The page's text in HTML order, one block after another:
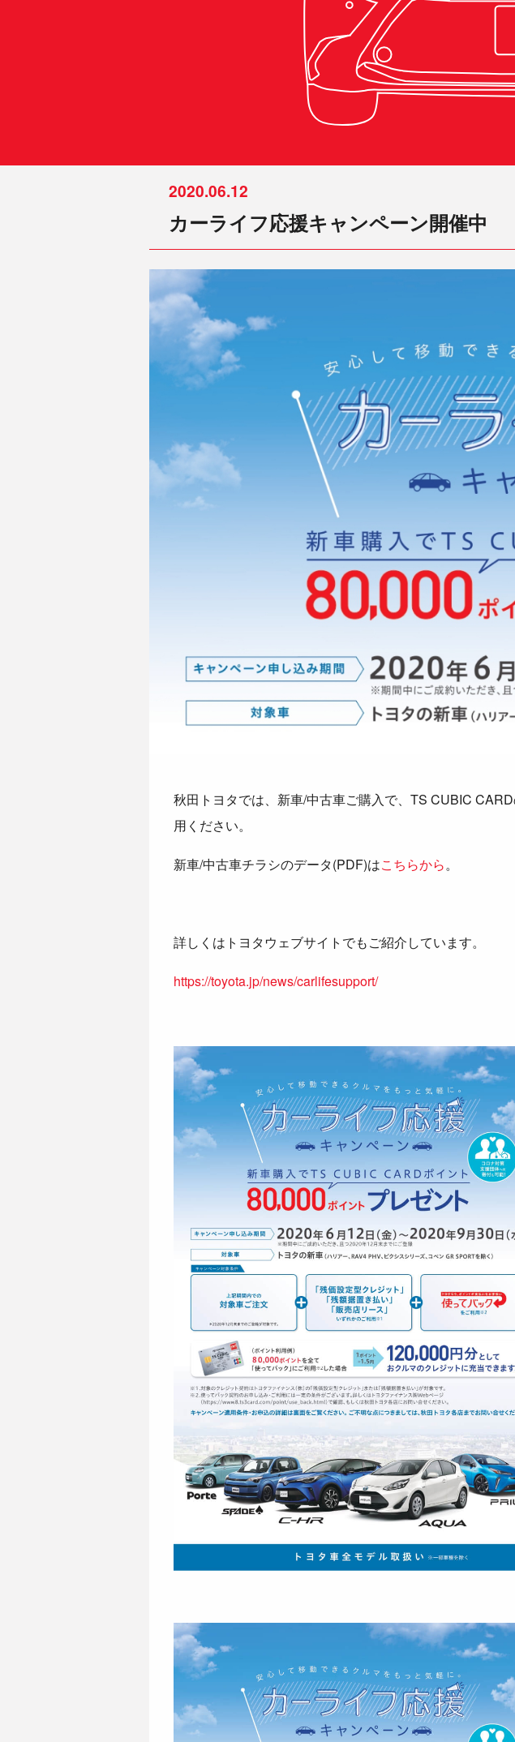
2020.06.12
カーライフ応援キャンペーン開催中
秋田トヨタでは、新車/中古車ご購入で、TS CUBIC
用ください。
新車/中古車チラシのデータ(PDF)はこちらから。
詳しくはトヨタウェブサイトでもご紹介しています。
https://toyota.jp/news/carlifesupport/